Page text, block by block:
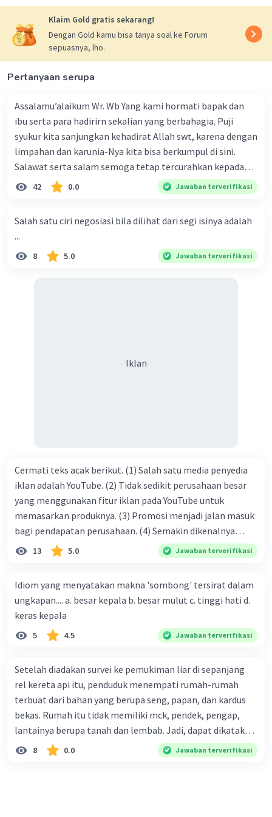
silakan datang ke dekanat besok pagi.
5. Kita semua tahu, jika Donny bergabung di
ruang tengah, Aziz akan segera pergi ke
kamarnya.
Beri Rating
Klaim Gold gratis sekarang!
Dengan Gold kamu bisa tanya soal ke Forum
sepuasnya, lho.
Pertanyaan serupa
Assalamu’alaikum Wr. Wb Yang kami hormati bapak dan
ibu serta para hadirirn sekalian yang berbahagia. Puji
syukur kita sanjungkan kehadirat Allah swt, karena dengan
limpahan dan karunia-Nya kita bisa berkumpul di sini.
Salawat serta salam semoga tetap tercurahkan kepada
junjungan Nabi besar Muhammad saw, karena beliau
menyiarkan agama yang haq, yakni agama islam, agama
ke dalam umat-Nya yang diberkahi. Amin ya rabbal alamin.
Hadirin sekalian yang berbahagia! Dirasa amat penting
sekali jiwa sosial untuk diterapkan di lingkungan keluarga,
limpahan karuniaNya kita bisa berkumpul di sini. Kalimat
42 0.0 Jawaban terverifikasi
Salah satu ciri negosiasi bila dilihat dari segi isinya adalah
...
8 5.0 Jawaban terverifikasi
Iklan
Cermati teks acak berikut. (1) Salah satu media penyedia
iklan adalah YouTube. (2) Tidak sedikit perusahaan besar
yang menggunakan fitur iklan pada YouTube untuk
memasarkan produknya. (3) Promosi menjadi jalan masuk
bagi pendapatan perusahaan. (4) Semakin dikenalnya
suatu produk oleh konsumen, semakin besar pula peluang
perusahaan kepada konsumen. Urutan yang tepat agar
menjadi teks eksposisi yang padu adalah .... A. (1)-(2)-(3)-
(4)-(5) B. (2)-(1)-(3)-(4)-(5) C. (3)-(1)-(2)-(5)-(4) D. (3)-(5)-
(4)-(1)-(2) E. (5)-(1)-(3)-(4)-(2)
13 5.0 Jawaban terverifikasi
Idiom yang menyatakan makna 'sombong' tersirat dalam
ungkapan.... a. besar kepala b. besar mulut c. tinggi hati d.
keras kepala
5 4.5 Jawaban terverifikasi
Setelah diadakan survei ke pemukiman liar di sepanjang
rel kereta api itu, penduduk menempati rumah-rumah
terbuat dari bahan yang berupa seng, papan, dan kardus
bekas. Rumah itu tidak memiliki mck, pendek, pengap,
lantainya berupa tanah dan lembab. Jadi, dapat dikatakan
bahwa tempat tinggal mereka tidak layak huni dan tidak
8 0.0 Jawaban terverifikasi